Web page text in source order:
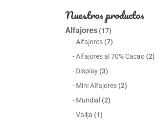
Nuestros productos
Alfajores (17)
Alfajores (7)
Alfajores al 70% Cacao (2)
Display (3)
Mini Alfajores (2)
Mundial (2)
Valija (1)